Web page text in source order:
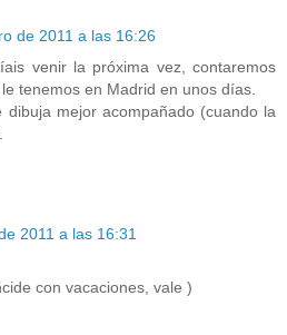
de 2011 a las 16:26
venir la próxima vez, contaremos
tenemos en Madrid en unos días.
dibuja mejor acompañado (cuando la
2011 a las 16:31
con vacaciones, vale )